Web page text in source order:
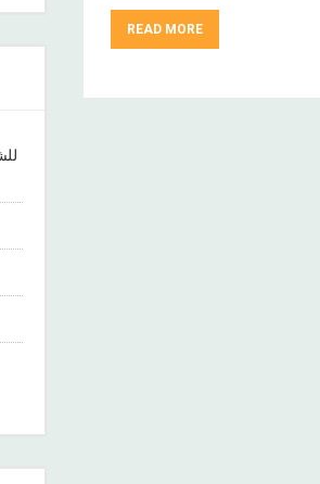
READ MORE